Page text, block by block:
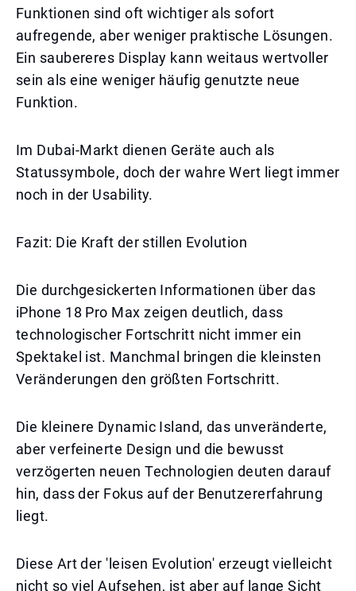
Funktionen sind oft wichtiger als sofort
aufregende, aber weniger praktische Lösungen.
Ein saubereres Display kann weitaus wertvoller
sein als eine weniger häufig genutzte neue
Funktion.
Im Dubai-Markt dienen Geräte auch als
Statussymbole, doch der wahre Wert liegt immer
noch in der Usability.
Fazit: Die Kraft der stillen Evolution
Die durchgesickerten Informationen über das
iPhone 18 Pro Max zeigen deutlich, dass
technologischer Fortschritt nicht immer ein
Spektakel ist. Manchmal bringen die kleinsten
Veränderungen den größten Fortschritt.
Die kleinere Dynamic Island, das unveränderte,
aber verfeinerte Design und die bewusst
verzögerten neuen Technologien deuten darauf
hin, dass der Fokus auf der Benutzererfahrung
liegt.
Diese Art der 'leisen Evolution' erzeugt vielleicht
nicht so viel Aufsehen, ist aber auf lange Sicht